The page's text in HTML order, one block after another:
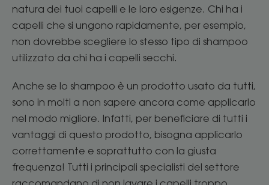
natura dei tuoi capelli e le loro esigenze. Chi ha i
capelli che si ungono rapidamente, per esempio,
non dovrebbe scegliere lo stesso tipo di shampoo
utilizzato da chi ha i capelli secchi.
Anche se lo shampoo è un prodotto usato da tutti,
sono in molti a non sapere ancora come applicarlo
nel modo migliore. Infatti, per beneficiare di tutti i
vantaggi di questo prodotto, bisogna applicarlo
correttamente e soprattutto con la giusta
frequenza! Tutti i principali specialisti del settore